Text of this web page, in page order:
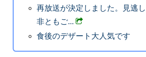
再放送が決定しました。見逃
非ともご...
食後のデザート大人気です